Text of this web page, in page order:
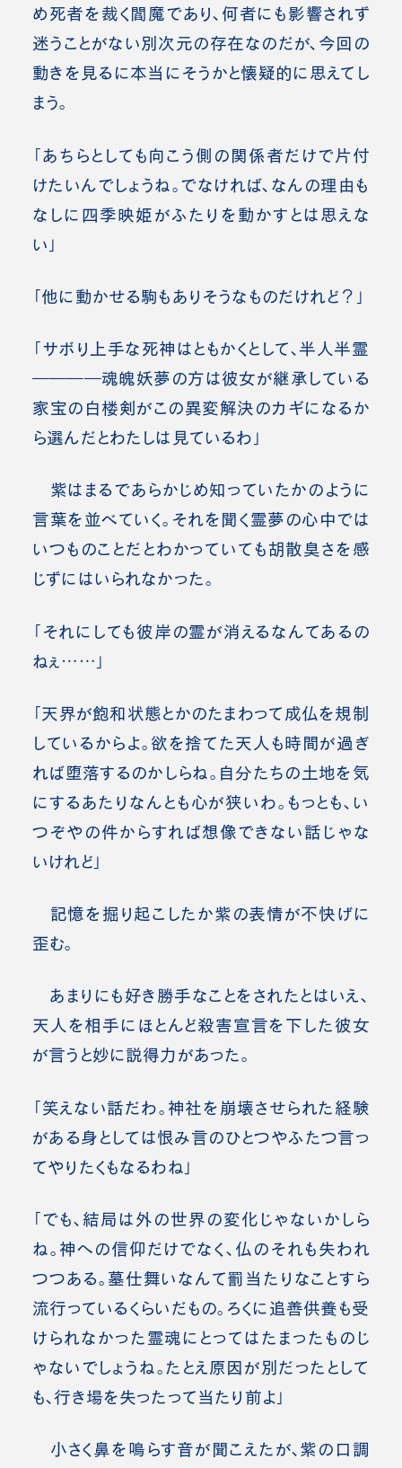
め死者を裁く閻魔であり、何者にも影響されず
迷うことがない別次元の存在なのだが、今回の
動きを見るに本当にそうかと懐疑的に思えてし
まう。
「あちらとしても向こう側の関係者だけで片付
けたいんでしょうね。でなければ、なんの理由も
なしに四季映姫がふたりを動かすとは思えな
い」
「他に動かせる駒もありそうなものだけれど？」
「サボり上手な死神はともかくとして、半人半霊
――――魂魄妖夢の方は彼女が継承している
家宝の白楼剣がこの異変解決のカギになるか
ら選んだとわたしは見ているわ」
紫はまるであらかじめ知っていたかのように
言葉を並べていく。それを聞く霊夢の心中では
いつものことだとわかっていても胡散臭さを感
じずにはいられなかった。
「それにしても彼岸の霊が消えるなんてあるの
ねぇ……」
「天界が飽和状態とかのたまわって成仏を規制
しているからよ。欲を捨てた天人も時間が過ぎ
れば堕落するのかしらね。自分たちの土地を気
にするあたりなんとも心が狭いわ。もっとも、い
つぞやの件からすれば想像できない話じゃな
いけれど」
記憶を掘り起こしたか紫の表情が不快げに
歪む。
あまりにも好き勝手なことをされたとはいえ、
天人を相手にほとんど殺害宣言を下した彼女
が言うと妙に説得力があった。
「笑えない話だわ。神社を崩壊させられた経験
がある身としては恨み言のひとつやふたつ言っ
てやりたくもなるわね」
「でも、結局は外の世界の変化じゃないかしら
ね。神への信仰だけでなく、仏のそれも失われ
つつある。墓仕舞いなんて罰当たりなことすら
流行っているくらいだもの。ろくに追善供養も受
けられなかった霊魂にとってはたまったものじ
ゃないでしょうね。たとえ原因が別だったとして
も、行き場を失ったって当たり前よ」
小さく鼻を鳴らす音が聞こえたが、紫の口調